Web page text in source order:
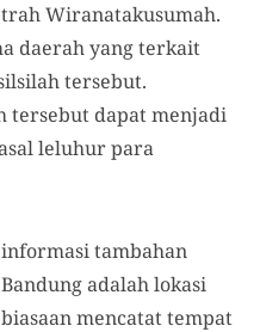
Wiranatakusumah.
daerah yang terkait
tersebut.
tersebut dapat menjadi
leluhur para
tambahan
adalah lokasi
mencatat tempat